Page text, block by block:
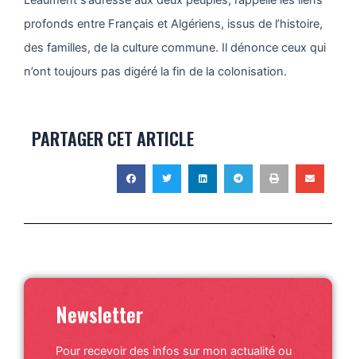
profonds entre Français et Algériens, issus de l’histoire,
des familles, de la culture commune. Il dénonce ceux qui
n’ont toujours pas digéré la fin de la colonisation.
PARTAGER CET ARTICLE
Newsletter
Pour recevoir des infos sur mon actualité ou